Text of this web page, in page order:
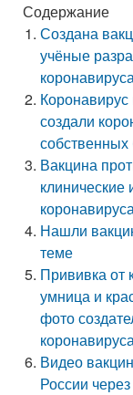
Содержание
Создана
учёные
создали
собственных
Вакцина
Нашли
теме
Прививка от
умница и
фото
Видео
России